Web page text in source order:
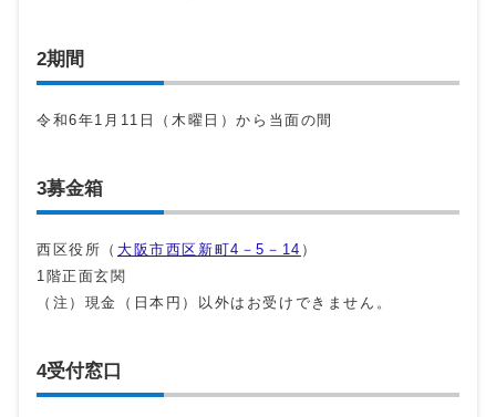
2期間
令和6年1月11日（木曜日）から当面の間
3募金箱
西区役所（ 大阪市西区新町4－5－14 ）
1階正面玄関
（注）現金（日本円）以外はお受けできません。
4受付窓口